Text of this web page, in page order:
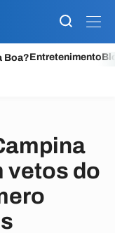
Boa?Entretenimento
vetos do